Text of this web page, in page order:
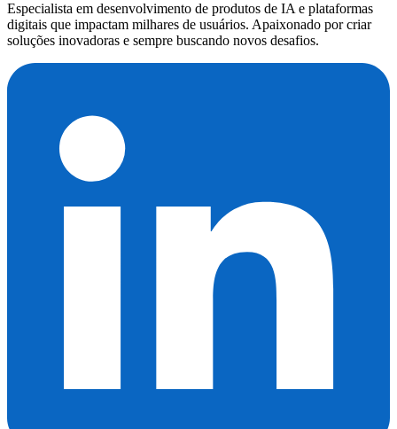
Especialista em desenvolvimento de produtos de IA e plataformas
digitais que impactam milhares de usuários. Apaixonado por criar
soluções inovadoras e sempre buscando novos desafios.